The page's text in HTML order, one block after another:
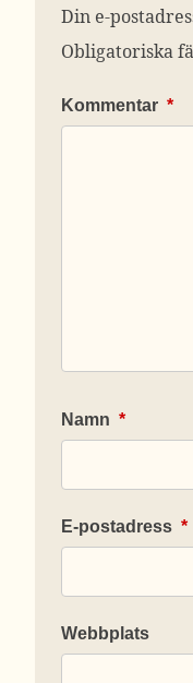
Din e-
Obligatoriska
Kommentar *
Namn *
E-postadress *
Webbplats